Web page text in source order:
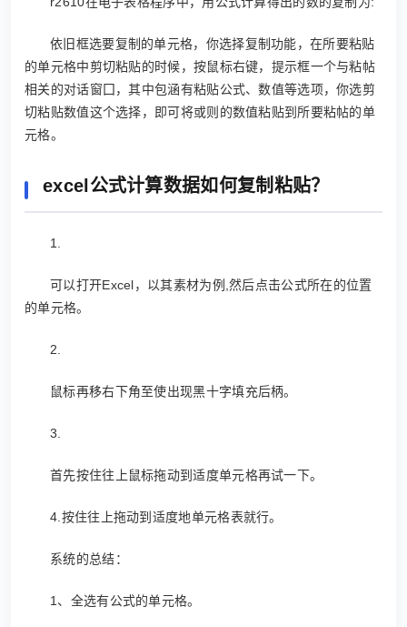
依旧框选要复制的单元格，你选择复制功能，在所要粘贴
的单元格中剪切粘贴的时候，按鼠标右键，提示框一个与粘帖
相关的对话窗囗，其中包涵有粘贴公式、数值等选项，你选剪
切粘贴数值这个选择，即可将或则的数值粘贴到所要粘帖的单
元格。
excel公式计算数据如何复制粘贴？
1.
可以打开Excel，以其素材为例,然后点击公式所在的位置
的单元格。
2.
鼠标再移右下角至使出现黑十字填充后柄。
3.
首先按住往上鼠标拖动到适度单元格再试一下。
4.按住往上拖动到适度地单元格表就行。
系统的总结：
1、全选有公式的单元格。